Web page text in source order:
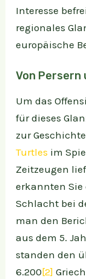
Interesse
regionales
europäische
Von Persern
Um das
für dieses
zur
Turtles im
Zeitzeugen
erkannten Sie
Schlacht bei
man den
aus dem 5.
standen den
6.200[2]